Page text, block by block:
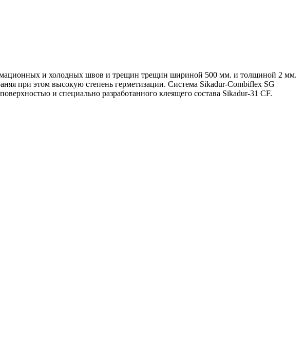
и холодных швов и трещин трещин шириной 500 мм. и толщиной 2 мм.
при этом высокую степень герметизации. Система Sikadur-Combiflex SG
и специально разработанного клеящего состава Sikadur-31 CF.